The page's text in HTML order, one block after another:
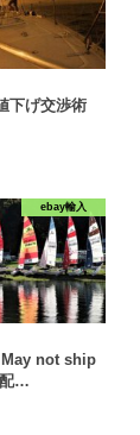
下げ交渉術
ebay輸入
May not ship
配…